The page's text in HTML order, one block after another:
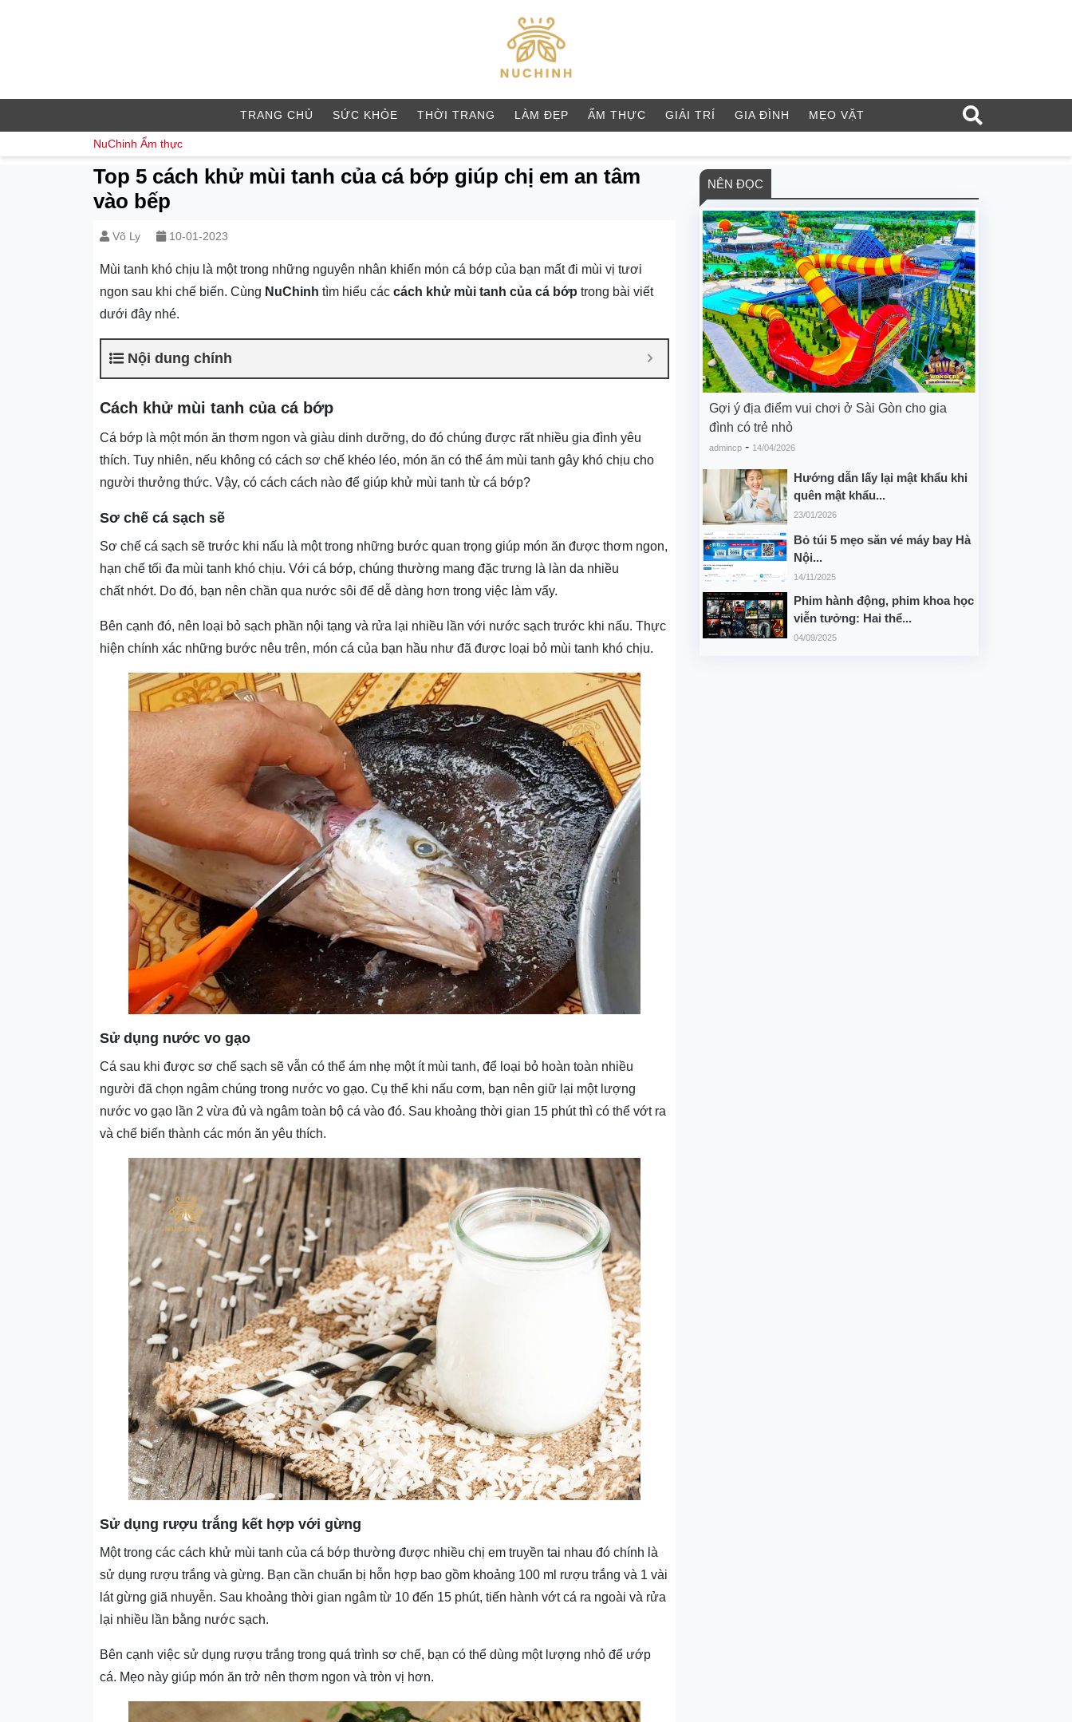
TRANG CHỦ SỨC KHỎE THỜI TRANG LÀM ĐẸP ẨM THỰC GIẢI TRÍ GIA ĐÌNH MẸO VẶT
NuChinh Ẩm thực
Top 5 cách khử mùi tanh của cá bớp giúp chị em an tâm
vào bếp
Võ Ly 10-01-2023
Mùi tanh khó chịu là một trong những nguyên nhân khiến món cá bớp của bạn mất đi mùi vị tươi
ngon sau khi chế biến. Cùng NuChinh tìm hiểu các cách khử mùi tanh của cá bớp trong bài viết
dưới đây nhé.
Nội dung chính
Cách khử mùi tanh của cá bớp
Cá bớp là một món ăn thơm ngon và giàu dinh dưỡng, do đó chúng được rất nhiều gia đình yêu
thích. Tuy nhiên, nếu không có cách sơ chế khéo léo, món ăn có thể ám mùi tanh gây khó chịu cho
người thưởng thức. Vậy, có cách cách nào để giúp khử mùi tanh từ cá bớp?
Sơ chế cá sạch sẽ
Sơ chế cá sạch sẽ trước khi nấu là một trong những bước quan trọng giúp món ăn được thơm ngon,
hạn chế tối đa mùi tanh khó chịu. Với cá bớp, chúng thường mang đặc trưng là làn da nhiều
chất nhớt. Do đó, bạn nên chần qua nước sôi để dễ dàng hơn trong việc làm vẩy.
Bên cạnh đó, nên loại bỏ sạch phần nội tạng và rửa lại nhiều lần với nước sạch trước khi nấu. Thực
hiện chính xác những bước nêu trên, món cá của bạn hầu như đã được loại bỏ mùi tanh khó chịu.
Sử dụng nước vo gạo
Cá sau khi được sơ chế sạch sẽ vẫn có thể ám nhẹ một ít mùi tanh, để loại bỏ hoàn toàn nhiều
người đã chọn ngâm chúng trong nước vo gạo. Cụ thể khi nấu cơm, bạn nên giữ lại một lượng
nước vo gạo lần 2 vừa đủ và ngâm toàn bộ cá vào đó. Sau khoảng thời gian 15 phút thì có thể vớt ra
và chế biến thành các món ăn yêu thích.
Sử dụng rượu trắng kết hợp với gừng
Một trong các cách khử mùi tanh của cá bớp thường được nhiều chị em truyền tai nhau đó chính là
sử dụng rượu trắng và gừng. Bạn cần chuẩn bị hỗn hợp bao gồm khoảng 100 ml rượu trắng và 1 vài
lát gừng giã nhuyễn. Sau khoảng thời gian ngâm từ 10 đến 15 phút, tiến hành vớt cá ra ngoài và rửa
lại nhiều lần bằng nước sạch.
Bên cạnh việc sử dụng rượu trắng trong quá trình sơ chế, bạn có thể dùng một lượng nhỏ để ướp
cá. Mẹo này giúp món ăn trở nên thơm ngon và tròn vị hơn.
NÊN ĐỌC
Gợi ý địa điểm vui chơi ở Sài Gòn cho gia
đình có trẻ nhỏ
admincp - 14/04/2026
Hướng dẫn lấy lại mật khẩu khi
quên mật khẩu...
23/01/2026
Bỏ túi 5 mẹo săn vé máy bay Hà
Nội...
14/11/2025
Phim hành động, phim khoa học
viễn tưởng: Hai thể...
04/09/2025